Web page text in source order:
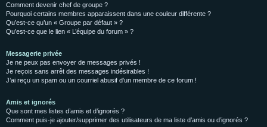
Comment devenir chef de groupe ?
Pourquoi certains membres apparaissent dans une couleur différente ?
Qu’est-ce qu’un « Groupe par défaut » ?
Qu’est-ce que le lien « L’équipe du forum » ?
Messagerie privée
Je ne peux pas envoyer de messages privés !
Je reçois sans arrêt des messages indésirables !
J’ai reçu un spam ou un courriel abusif d’un membre de ce forum !
Amis et ignorés
Que sont mes listes d’amis et d’ignorés ?
Comment puis-je ajouter/supprimer des utilisateurs de ma liste d’amis ou d’ignorés ?